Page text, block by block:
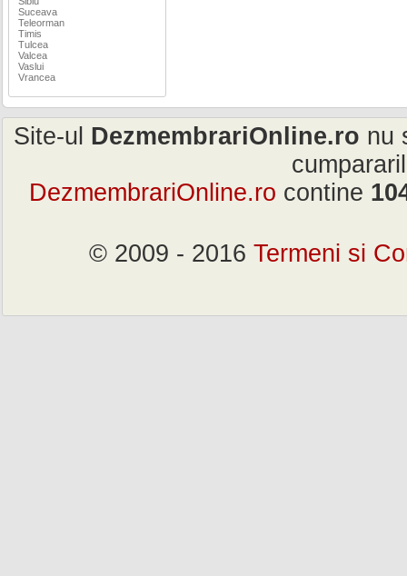
Suceava
Teleorman
Timis
Tulcea
Valcea
Vaslui
Vrancea
Site-ul DezmembrariOnline.ro nu
DezmembrariOnline.ro contine
© 2009 - 2016 Termeni si